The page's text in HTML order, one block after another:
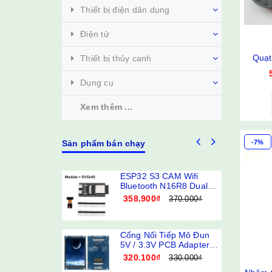
-7%
Thiết bị điện dân dụng
Điện tử
Thiết bị thủy canh
Dụng cụ
Xem thêm ...
Sản phẩm bán chạy
ESP32 S3 CAM Wifi
Bluetooth N16R8 Dual
Type-C
358.900₫ 370.000₫
Cổng Nối Tiếp Mô Đun
5V / 3.3V PCB Adapter
ST7789V / ST7796S Màn
320.100₫ 330.000₫